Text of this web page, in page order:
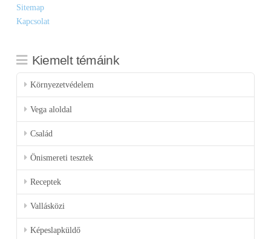
Sitemap
Kapcsolat
Kiemelt témáink
Környezetvédelem
Vega aloldal
Család
Önismereti tesztek
Receptek
Vallásközi
Képeslapküldő